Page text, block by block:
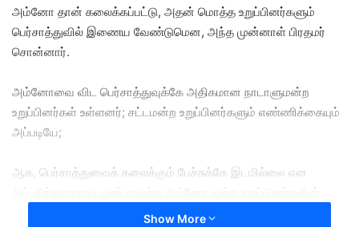
அம்னோ தான் கலைக்கப்பட்டு, அதன் மொத்த உறுப்பினர்களும்
பெர்சாத்துவில் இணைய வேண்டுமென, அந்த முன்னாள் பிரதமர்
சொன்னார்.
அம்னோவை விட பெர்சாத்துவுக்கே அதிகமான நாடாளுமன்ற
உறுப்பினர்கள் உள்ளனர்; சட்டமன்ற உறுப்பினர்களும் எண்ணிக்கையும்
அப்படியே;
ஆக, பெர்சாத்துவைக் கலைக்கும் பேச்சுக்கே இடமில்லை என
கிளப்புக்கு முஹிடின் பதிலடி கொடுத்தார்.
Show More